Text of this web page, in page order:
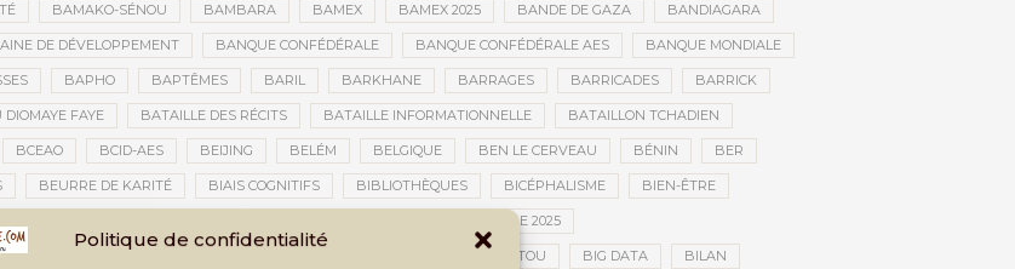
Politique de confidentialité
BAMAKO-SÉNOU BAMBARA BAMEX BAMEX 2025 BANDE DE GAZA BANDIAGARA
DE DÉVELOPPEMENT BANQUE CONFÉDÉRALE BANQUE CONFÉDÉRALE AES BANQUE MONDIALE
BAPHO BAPTÊMES BARIL BARKHANE BARRAGES BARRICADES BARRICK
DIOMAYE FAYE BATAILLE DES RÉCITS BATAILLE INFORMATIONNELLE BATAILLON TCHADIEN
BCEAO BCID-AES BEIJING BELÉM BELGIQUE BEN LE CERVEAU BÉNIN BER
BEURRE DE KARITÉ BIAIS COGNITIFS BIBLIOTHÈQUES BICÉPHALISME BIEN-ÊTRE
BIENNALE ARTISTIQUE ET CULTURELLE 2025
ET CULTURELLE TOMBOUCTOU 2025 BIENNALE DE TOMBOUCTOU BIG DATA BILAN